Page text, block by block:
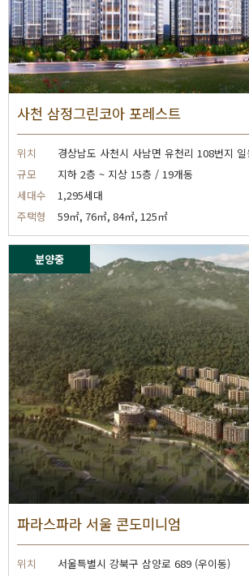
사천 삼정그린코아 포레스트
위치
경상남도 사천시 사남면 유천리 108번지 일
규모
지하 2층 ~ 지상 15층 / 19개동
세대수
1,295세대
주택형
59㎡, 76㎡, 84㎡, 125㎡
분양중
파라스파라 서울 콘도미니엄
위치
서울특별시 강북구 삼양로 689 (우이동)